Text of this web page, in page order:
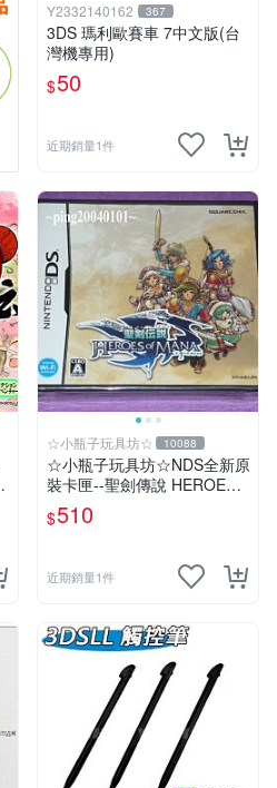
Y2332140162 367
3DS 瑪利歐賽車 7中文版(台
灣機專用)
$50
近期銷量1件
☆小瓶子玩具坊☆ 10088
☆小瓶子玩具坊☆NDS全新原
裝卡匣--聖劍傳說 HEROES o
f MANA (聖劍傳說 瑪那之勇
者)
$510
近期銷量1件